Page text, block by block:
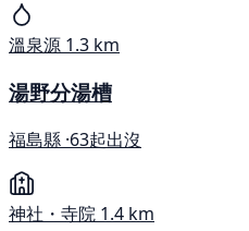
溫泉源 1.3 km
湯野分湯槽
福島縣 ·63起出沒
神社・寺院 1.4 km